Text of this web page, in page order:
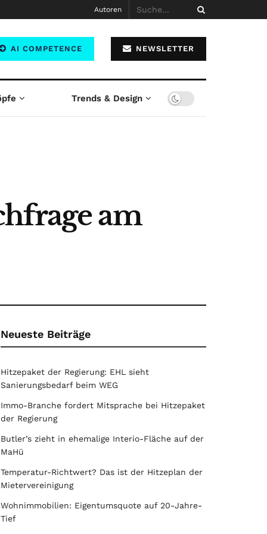
Autoren
AI COMPETENCE NEWSLETTER
Trends & Design
am
Neueste Beiträge
Hitzepaket der Regierung: EHL sieht
Sanierungsbedarf beim WEG
Immo-Branche fordert Mitsprache bei Hitzepaket
der Regierung
Butler’s zieht in ehemalige Interio-Fläche auf der
MaHü
Temperatur-Richtwert? Das ist der Hitzeplan der
Mietervereinigung
Wohnimmobilien: Eigentumsquote auf 20-Jahre-
Tief